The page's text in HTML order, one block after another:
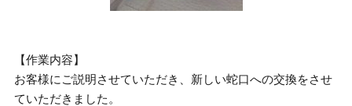
【作業内容】
お客様にご説明させていただき、新しい蛇口への交換をさせ
ていただきました。